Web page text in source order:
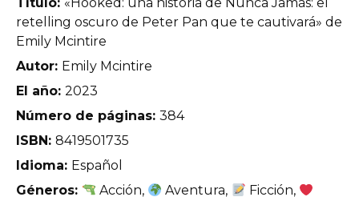
retelling oscuro de Peter Pan que te cautivará» de
Emily Mcintire
Autor: Emily Mcintire
El año: 2023
Número de páginas: 384
ISBN: 8419501735
Idioma: Español
Géneros:
Acción, Aventura,
Ficción,